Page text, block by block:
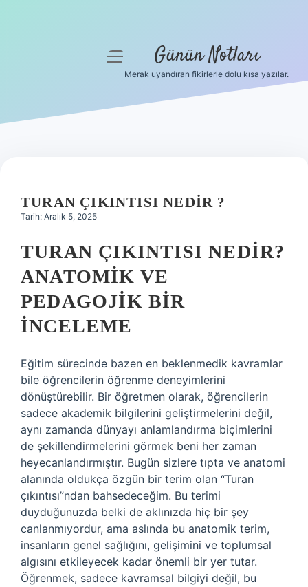
Hakkımızda
menüyü
Günün Notları
Merak uyandıran fikirlerle dolu kısa yazılar.
TURAN ÇIKINTISI NEDIR ?
Tarih: Aralık 5, 2025
TURAN ÇIKINTISI NEDIR?
ANATOMIK VE
PEDAGOJIK BIR
İNCELEME
Eğitim sürecinde bazen en beklenmedik kavramlar
bile öğrencilerin öğrenme deneyimlerini
dönüştürebilir. Bir öğretmen olarak, öğrencilerin
sadece akademik bilgilerini geliştirmelerini değil,
aynı zamanda dünyayı anlamlandırma biçimlerini
de şekillendirmelerini görmek beni her zaman
heyecanlandırmıştır. Bugün sizlere tıpta ve anatomi
alanında oldukça özgün bir terim olan “Turan
çıkıntısı”ndan bahsedeceğim. Bu terimi
duyduğunuzda belki de aklınızda hiç bir şey
canlanmıyordur, ama aslında bu anatomik terim,
insanların genel sağlığını, gelişimini ve toplumsal
algısını etkileyecek kadar önemli bir yer tutar.
Öğrenmek, sadece kavramsal bilgiyi değil, bu